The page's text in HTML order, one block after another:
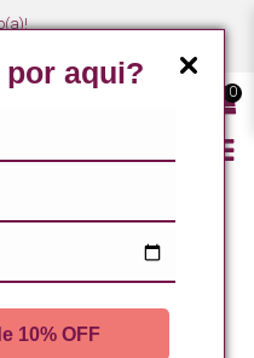
aqui?
10% OFF
0
de